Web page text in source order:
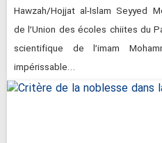
Hawzah/Hojjat al-Islam Seyyed
de l’Union des écoles chiites du
scientifique de l’imam
impérissable…